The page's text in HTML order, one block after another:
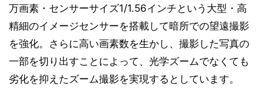
万画素・センサーサイズ1/1.56インチという大型・高
精細のイメージセンサーを搭載して暗所での望遠撮影
を強化。さらに高い画素数を生かし、撮影した写真の
一部を切り出すことによって、光学ズームでなくても
劣化を抑えたズーム撮影を実現するとしています。